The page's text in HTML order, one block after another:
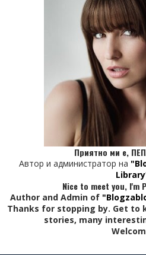
Приятно ми е,
Автор и администратор на
Nice to meet you, I'm
Author and Admin of
Thanks for stopping by. Get to
stories, many